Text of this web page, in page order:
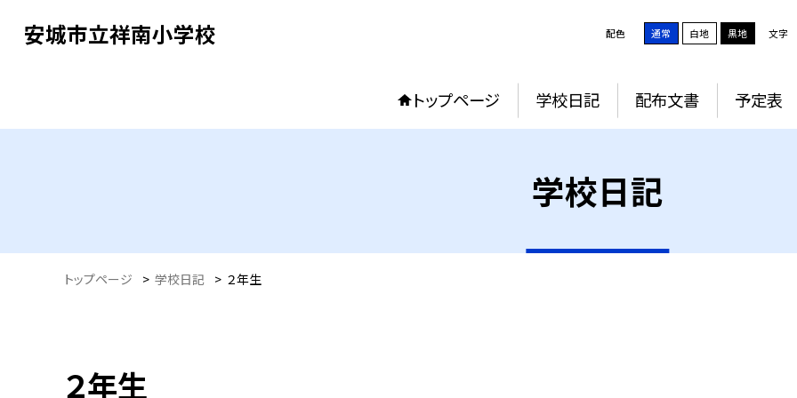
安城市立祥南小学校 配色 通常 白地 黒地 文字
トップページ 学校日記 配布文書 予定表
学校日記
トップページ > 学校日記 > ２年生
２年生